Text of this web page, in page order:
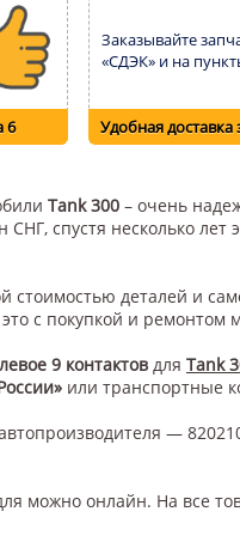
6
Заказывайте
«СДЭК» и на
Удобная доставка
Tank 300 – очень
СНГ, спустя несколько
стоимостью деталей и
с покупкой и
9 контактов для Tank
или транспортные
—
можно онлайн. На все